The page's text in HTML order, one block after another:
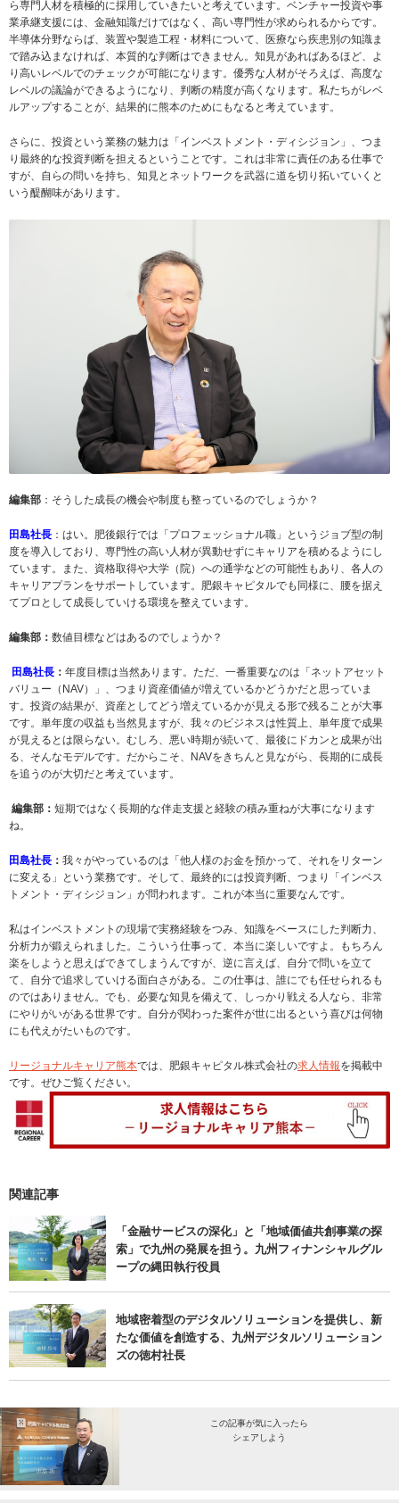
ら専門人材を積極的に採用していきたいと考えています。ベンチャー投資や事
業承継支援には、金融知識だけではなく、高い専門性が求められるからです。
半導体分野ならば、装置や製造工程・材料について、医療なら疾患別の知識ま
で踏み込まなければ、本質的な判断はできません。知見があればあるほど、よ
り高いレベルでのチェックが可能になります。優秀な人材がそろえば、高度な
レベルの議論ができるようになり、判断の精度が高くなります。私たちがレベ
ルアップすることが、結果的に熊本のためにもなると考えています。
さらに、投資という業務の魅力は「インベストメント・ディシジョン」、つま
り最終的な投資判断を担えるということです。これは非常に責任のある仕事で
すが、自らの問いを持ち、知見とネットワークを武器に道を切り拓いていくと
いう醍醐味があります。
編集部 ：そうした成長の機会や制度も整っているのでしょうか？
田島社長 ：はい。肥後銀行では「プロフェッショナル職」というジョブ型の制
度を導入しており、専門性の高い人材が異動せずにキャリアを積めるようにし
ています。また、資格取得や大学（院）への通学などの可能性もあり、各人の
キャリアプランをサポートしています。肥銀キャピタルでも同様に、腰を据え
てプロとして成長していける環境を整えています。
編集部： 数値目標などはあるのでしょうか？
田島社長 ： 年度目標は当然あります。ただ、一番重要なのは「ネットアセット
バリュー（NAV）」、つまり資産価値が増えているかどうかだと思っていま
す。投資の結果が、資産としてどう増えているかが見える形で残ることが大事
です。単年度の収益も当然見ますが、我々のビジネスは性質上、単年度で成果
が見えるとは限らない。むしろ、悪い時期が続いて、最後にドカンと成果が出
る、そんなモデルです。だからこそ、NAVをきちんと見ながら、長期的に成長
を追うのが大切だと考えています。
編集部： 短期ではなく長期的な伴走支援と経験の積み重ねが大事になります
ね。
田島社長 ： 我々がやっているのは「他人様のお金を預かって、それをリターン
に変える」という業務です。そして、最終的には投資判断、つまり「インベス
トメント・ディシジョン」が問われます。これが本当に重要なんです。
私はインベストメントの現場で実務経験をつみ、知識をベースにした判断力、
分析力が鍛えられました。こういう仕事って、本当に楽しいですよ。もちろん
楽をしようと思えばできてしまうんですが、逆に言えば、自分で問いを立て
て、自分で追求していける面白さがある。この仕事は、誰にでも任せられるも
のではありません。でも、必要な知見を備えて、しっかり戦える人なら、非常
にやりがいがある世界です。自分が関わった案件が世に出るという喜びは何物
にも代えがたいものです。
リージョナルキャリア熊本では、肥銀キャピタル株式会社の求人情報を掲載中
です。ぜひご覧ください。
関連記事
「金融サービスの深化」と「地域価値共創事業の探
索」で九州の発展を担う。九州フィナンシャルグル
ープの縄田執行役員
地域密着型のデジタルソリューションを提供し、新
たな価値を創造する、九州デジタルソリューション
ズの徳村社長
この記事が気に入ったら
シェアしよう